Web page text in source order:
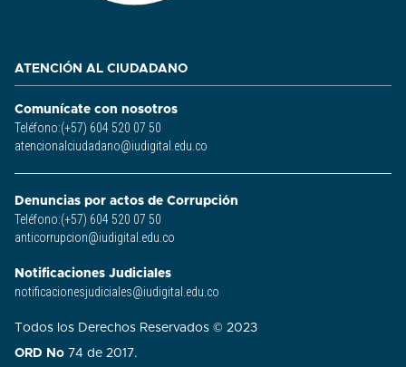
ATENCIÓN AL CIUDADANO
Comunícate con nosotros
Teléfono:(+57) 604 520 07 50
atencionalciudadano@iudigital.edu.co
Denuncias por actos de Corrupción
Teléfono:(+57) 604 520 07 50
anticorrupcion@iudigital.edu.co
Notificaciones Judiciales
notificacionesjudiciales@iudigital.edu.co
Todos los Derechos Reservados © 2023
ORD No 74 de 2017.